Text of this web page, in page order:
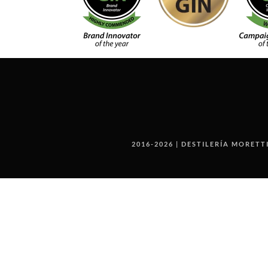
2016-2026 | DESTILERÍA